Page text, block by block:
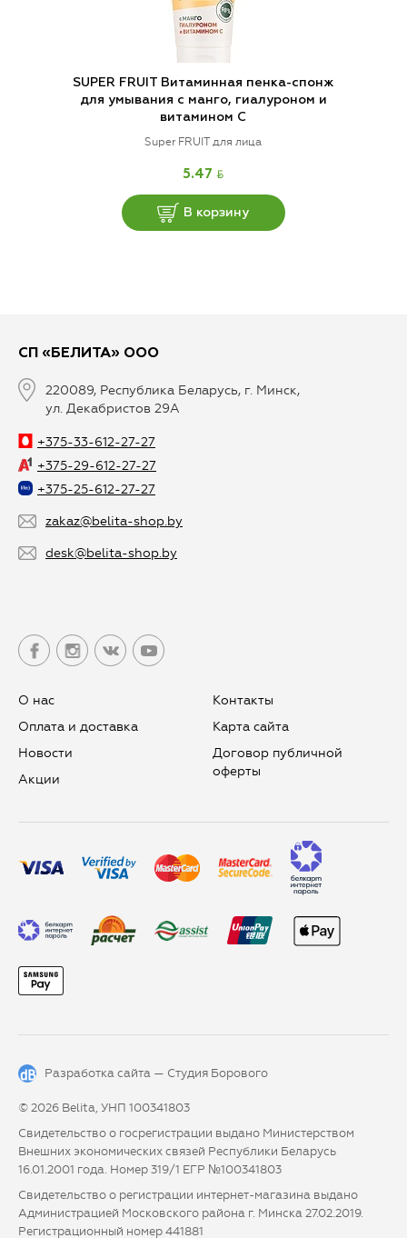
SUPER FRUIT Витаминная пенка-спонж
для умывания с манго, гиалуроном и
витамином С
Super FRUIT для лица
5.47 BYN
В корзину
СП «БЕЛИТА» ООО
220089, Республика Беларусь, г. Минск,
ул. Декабристов 29А
+375-33-612-27-27
+375-29-612-27-27
+375-25-612-27-27
zakaz@belita-shop.by
desk@belita-shop.by
О нас
Оплата и доставка
Новости
Aкции
Контакты
Карта сайта
Договор публичной
оферты
Разработка сайта — Студия Борового
© 2026 Belita, УНП 100341803
Свидетельство о госрегистрации выдано Министерством
Внешних экономических связей Республики Беларусь
16.01.2001 года. Номер 319/1 ЕГР №100341803
Свидетельство о регистрации интернет-магазина выдано
Администрацией Московского района г. Минска 27.02.2019.
Регистрационный номер 441881